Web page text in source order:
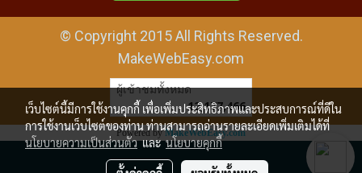
© Copyright 2015 All Rights Reserved.
MakeWebEasy.com
ผู้เข้าชมทั้งหมด
12,177,466
Powered byMakeWebEasy.com
เว็บไซต์นี้มีการใช้งานคุกกี้ เพื่อเพิ่มประสิทธิภาพและประสบการณ์ที่ดีใน
การใช้งานเว็บไซต์ของท่าน ท่านสามารถอ่านรายละเอียดเพิ่มเติมได้ที่
นโยบายความเป็นส่วนตัวและนโยบายคุกกี้